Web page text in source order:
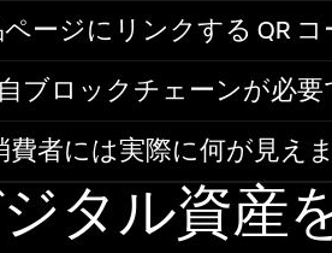
ページにリンクする QR
ブロックチェーンが必要
費者には実際に何が見え
タル資産